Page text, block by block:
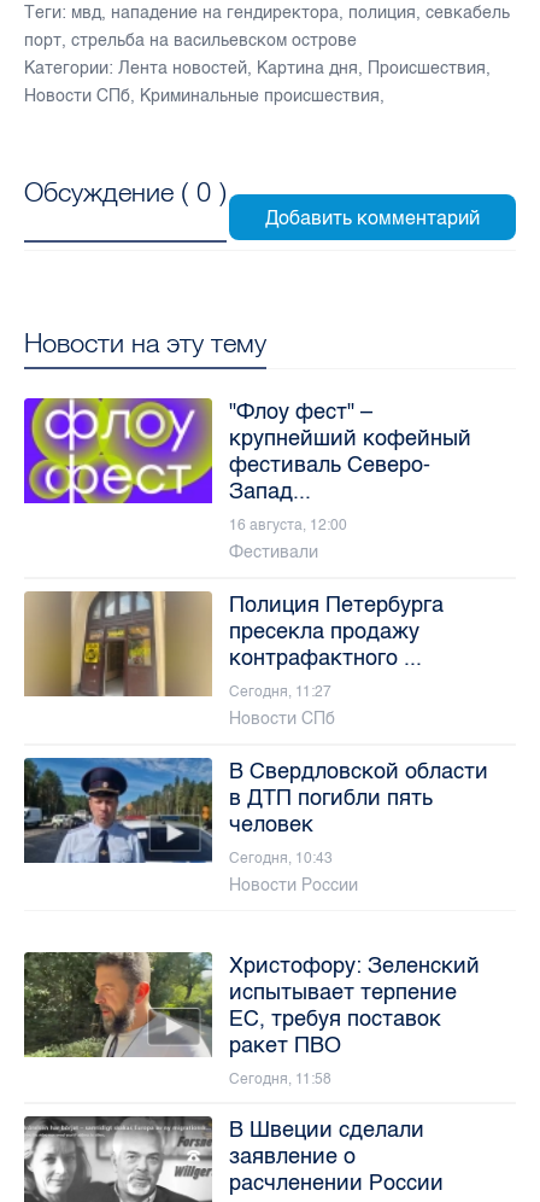
Теги: мвд, нападение на гендиректора, полиция, севкабель
порт, стрельба на васильевском острове
Категории: Лента новостей, Картина дня, Происшествия,
Новости СПб, Криминальные происшествия,
Обсуждение ( 0 )
Новости на эту тему
"Флоу фест" –
крупнейший кофейный
фестиваль Северо-
Запад...
16 августа, 12:00
Фестивали
Полиция Петербурга
пресекла продажу
контрафактного ...
Сегодня, 11:27
Новости СПб
В Свердловской области
в ДТП погибли пять
человек
Сегодня, 10:43
Новости России
Христофору: Зеленский
испытывает терпение
ЕС, требуя поставок
ракет ПВО
Сегодня, 11:58
В Швеции сделали
заявление о
расчленении России